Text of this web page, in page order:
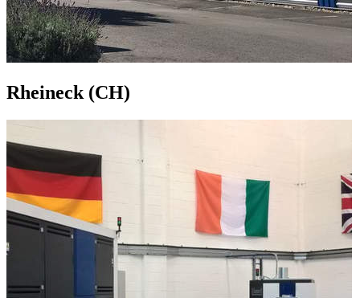
Rheineck (CH)